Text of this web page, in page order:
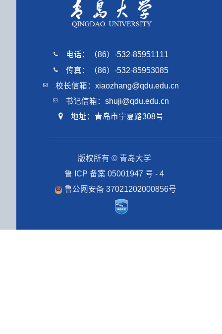
电话：（86）-532-85951111
传真：（86）-532-85953085
校长信箱：xiaozhang@qdu.edu.cn
书记信箱：shuji@qdu.edu.cn
地址：青岛市宁夏路308号
版权所有 © 青岛大学
鲁 ICP 备案 05001947 号 - 4
鲁公网安备 37021202000856号